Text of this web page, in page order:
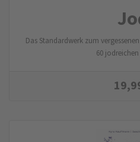
Das Standardwerk zum
60